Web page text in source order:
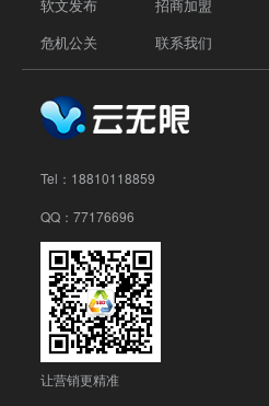
软文发布
危机公关
招商加盟
联系我们
Tel： 18810118859
QQ：77176696
让营销更精准